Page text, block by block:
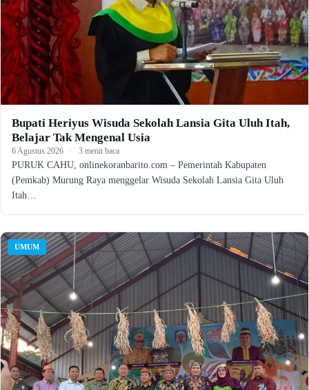
Bupati Heriyus Wisuda Sekolah Lansia Gita Uluh Itah,
Belajar Tak Mengenal Usia
6 Agustus 2026 · 3 menit baca
PURUK CAHU, onlinekoranbarito.com – Pemerintah Kabupaten
(Pemkab) Murung Raya menggelar Wisuda Sekolah Lansia Gita Uluh
Itah…
UMUM